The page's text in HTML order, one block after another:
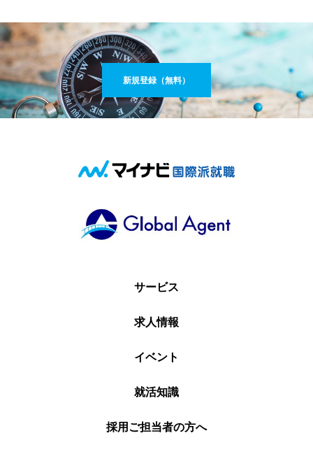
新規登録（無料）
サービス
求人情報
イベント
就活知識
採用ご担当者の方へ